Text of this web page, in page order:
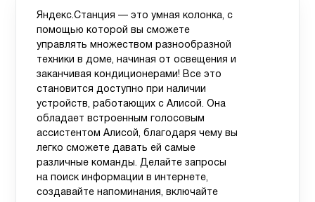
Яндекс.Станция — это умная колонка, с
помощью которой вы сможете
управлять множеством разнообразной
техники в доме, начиная от освещения и
заканчивая кондиционерами! Все это
становится доступно при наличии
устройств, работающих с Алисой. Она
обладает встроенным голосовым
ассистентом Алисой, благодаря чему вы
легко сможете давать ей самые
различные команды. Делайте запросы
на поиск информации в интернете,
создавайте напоминания, включайте